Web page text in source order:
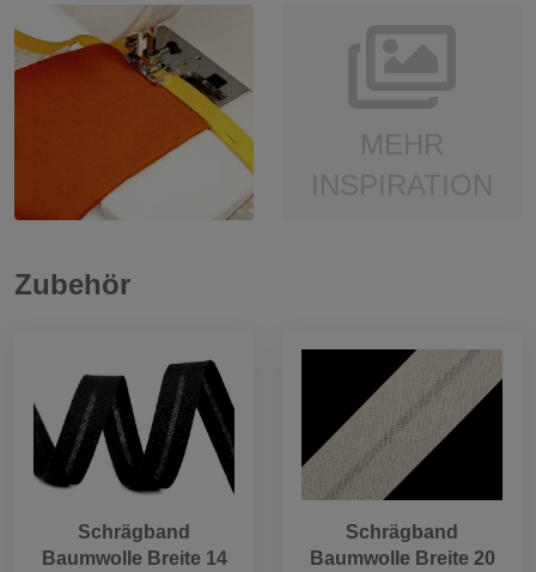
Zubehör
Schrägband
Baumwolle Breite 14
Schrägband
Baumwolle Breite 20